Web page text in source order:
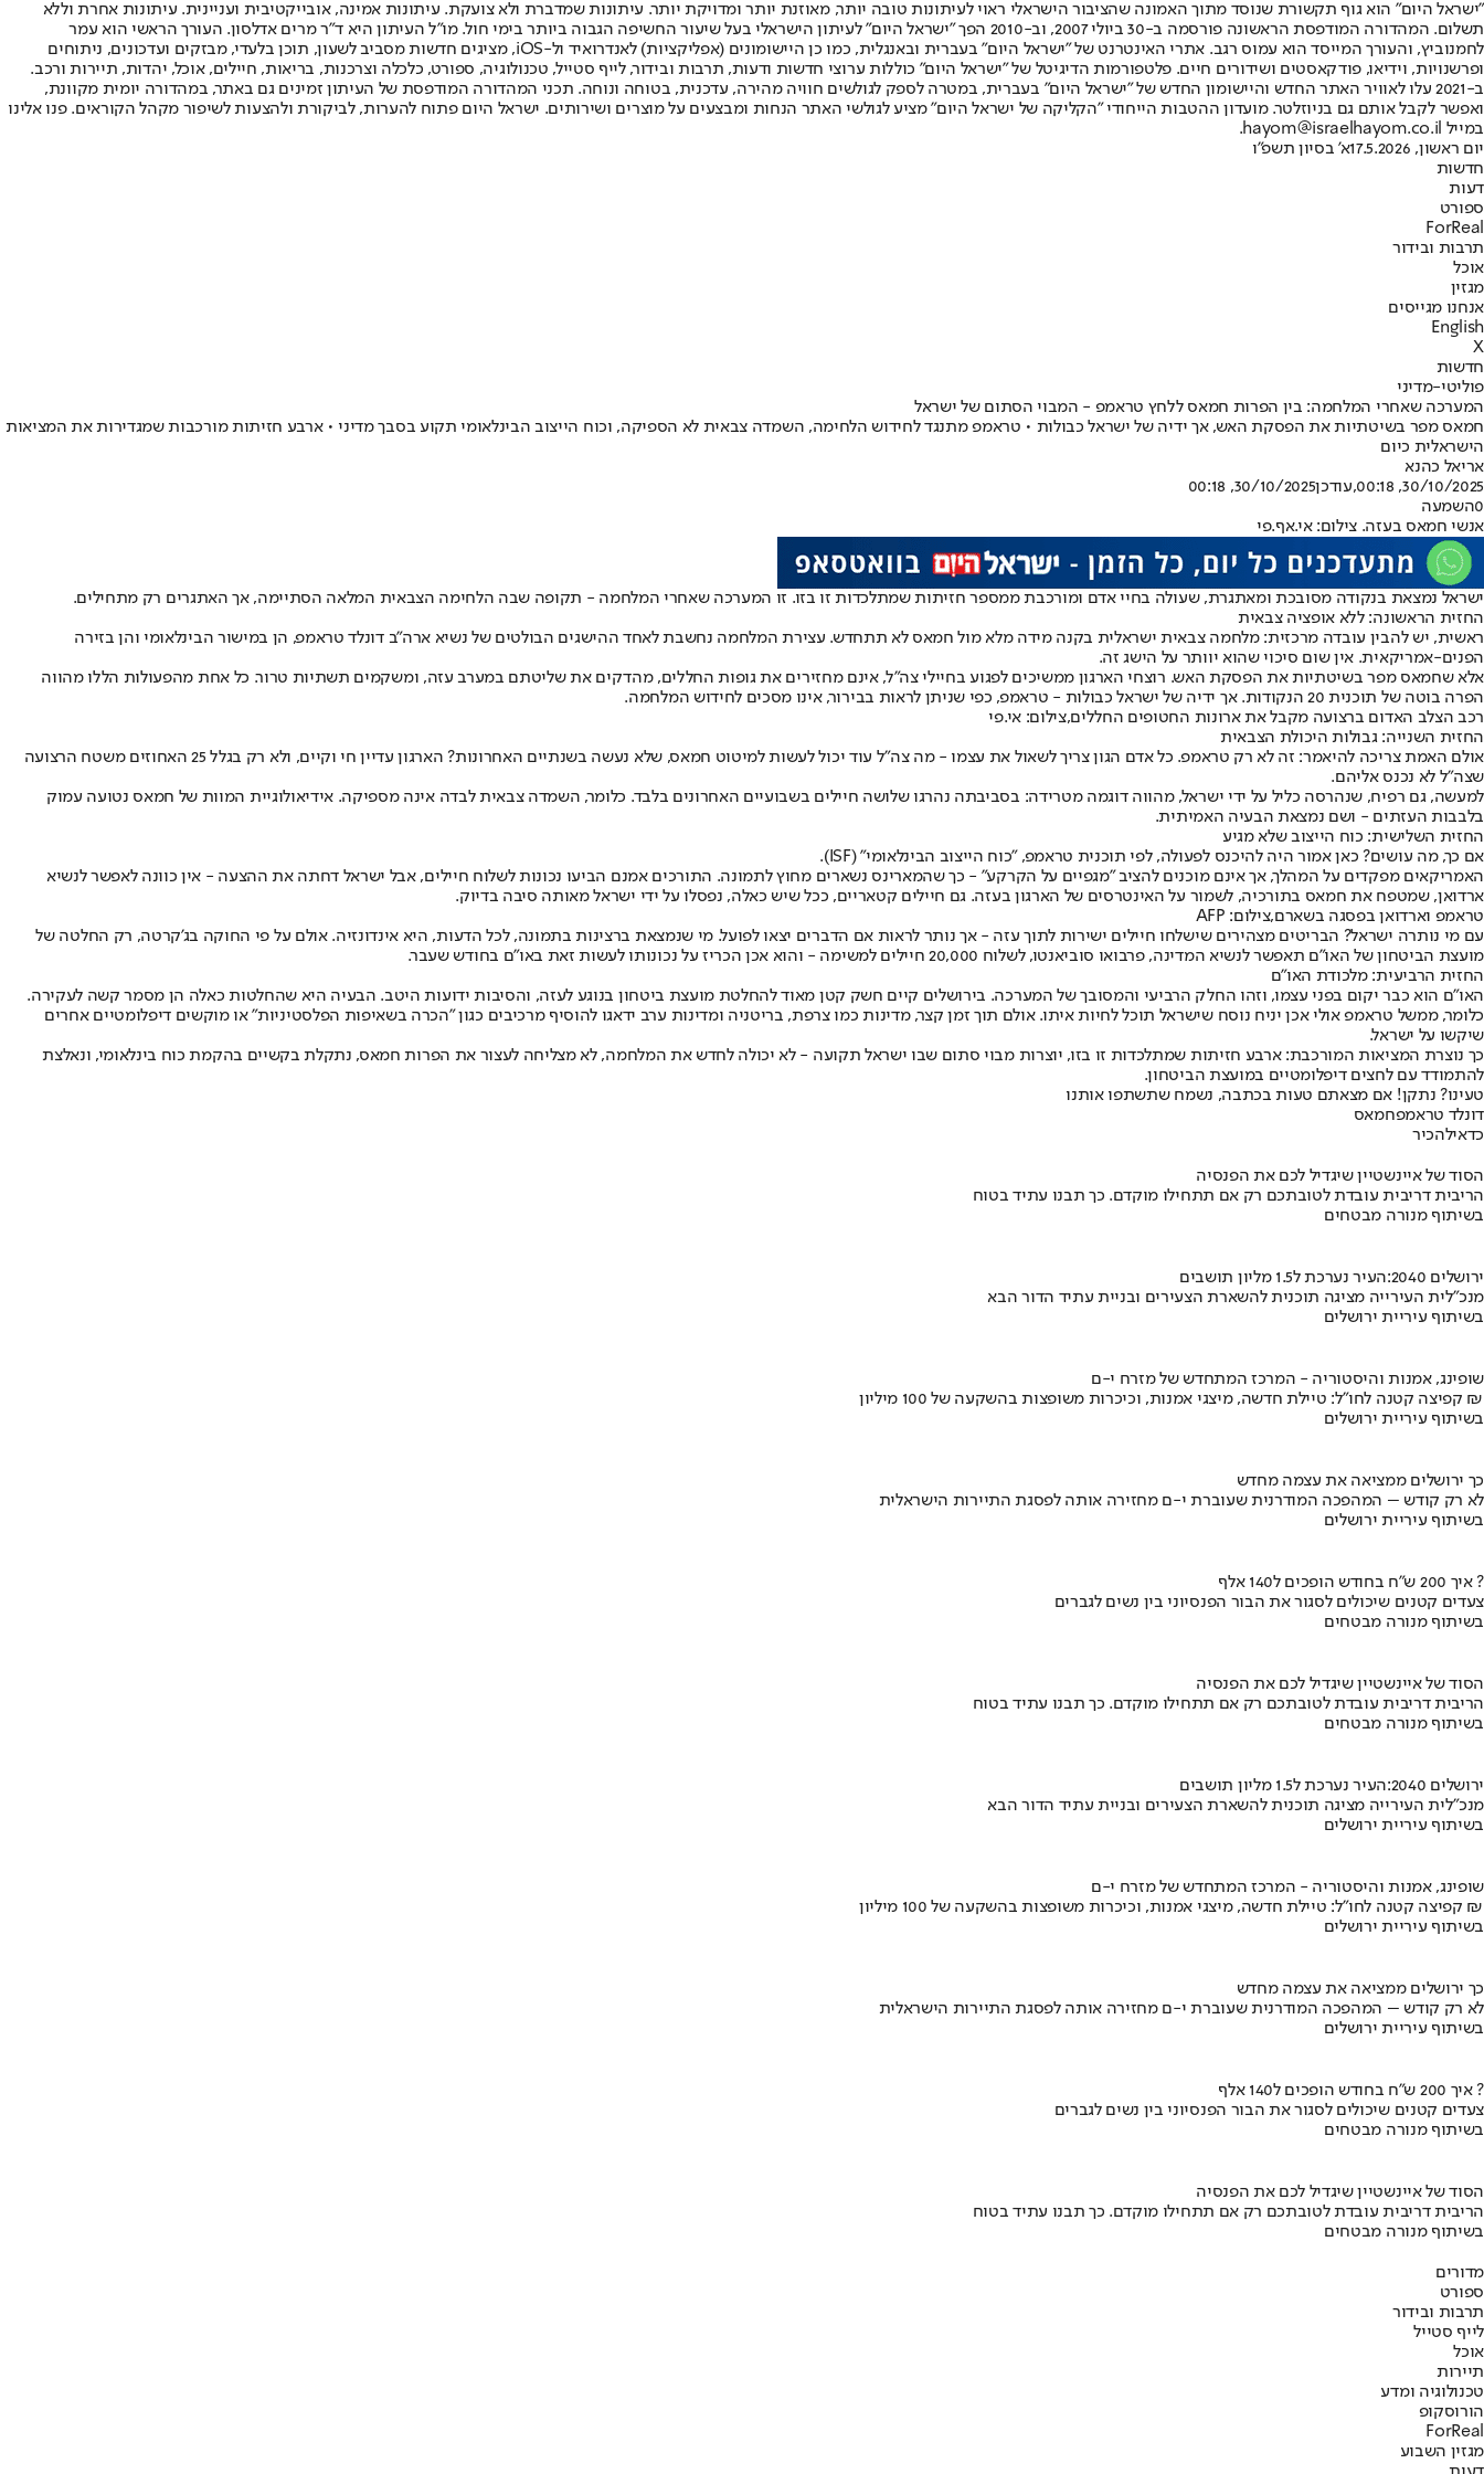
"ישראל היום" הוא גוף תקשורת שנוסד מתוך האמונה שהציבור הישראלי ראוי לעיתונות טובה יותר, מאוזנת יותר ומדויקת יותר. עיתונות שמדברת ולא צועקת. עיתונות אמינה, אובייקטיבית ועניינית. עיתונות אחרת וללא
תשלום. המהדורה המודפסת הראשונה פורסמה ב-30 ביולי 2007, וב-2010 הפך "ישראל היום" לעיתון הישראלי בעל שיעור החשיפה הגבוה ביותר בימי חול. מו"ל העיתון היא ד"ר מרים אדלסון. העורך הראשי הוא עמר
לחמנוביץ, והעורך המייסד הוא עמוס רגב. אתרי האינטרנט של "ישראל היום" בעברית ובאנגלית, כמו כן היישומונים (אפליקציות) לאנדרואיד ול-iOS, מציגים חדשות מסביב לשעון, תוכן בלעדי, מבזקים ועדכונים, ניתוחים
ופרשנויות, וידיאו, פודקאסטים ושידורים חיים. פלטפורמות הדיגיטל של "ישראל היום" כוללות ערוצי חדשות ודעות, תרבות ובידור, לייף סטייל, טכנולוגיה, ספורט, כלכלה וצרכנות, בריאות, חיילים, אוכל, יהדות, תיירות ורכב.
ב-2021 עלו לאוויר האתר החדש והיישומון החדש של "ישראל היום" בעברית, במטרה לספק לגולשים חוויה מהירה, עדכנית, בטוחה ונוחה. תכני המהדורה המודפסת של העיתון זמינים גם באתר, במהדורה יומית מקוונת,
ואפשר לקבל אותם גם בניוזלטר. מועדון ההטבות הייחודי "הקליקה של ישראל היום" מציע לגולשי האתר הנחות ומבצעים על מוצרים ושירותים. ישראל היום פתוח להערות, לביקורת ולהצעות לשיפור מקהל הקוראים. פנו אלינו
במייל hayom@israelhayom.co.il.
יום ראשון, 17.5.2026
א' בסיון תשפ"ו
חדשות
דעות
ספורט
ForReal
תרבות ובידור
אוכל
מגזין
אנחנו מגייסים
English
X
חדשות
פוליטי-מדיני
המערכה שאחרי המלחמה: בין הפרות חמאס ללחץ טראמפ - המבוי הסתום של ישראל
חמאס מפר בשיטתיות את הפסקת האש, אך ידיה של ישראל כבולות • טראמפ מתנגד לחידוש הלחימה, השמדה צבאית לא הספיקה, וכוח הייצוב הבינלאומי תקוע בסבך מדיני • ארבע חזיתות מורכבות שמגדירות את המציאות
הישראלית כיום
אריאל כהנא
30/10/2025, 00:18
,עודכן30/10/2025, 00:18
0השמעה
אנשי חמאס בעזה. צילום: אי.אף.פי
ישראל נמצאת בנקודה מסובכת ומאתגרת, שעולה בחיי אדם ומורכבת ממספר חזיתות שמתלכדות זו בזו. זו המערכה שאחרי המלחמה - תקופה שבה הלחימה הצבאית המלאה הסתיימה, אך האתגרים רק מתחילים.
החזית הראשונה: ללא אופציה צבאית
ראשית, יש להבין עובדה מרכזית: מלחמה צבאית ישראלית בקנה מידה מלא מול חמאס לא תתחדש. עצירת המלחמה נחשבת לאחד ההישגים הבולטים של נשיא ארה"ב דונלד טראמפ, הן במישור הבינלאומי והן בזירה
הפנים-אמריקאית. אין שום סיכוי שהוא יוותר על הישג זה.
אלא שחמאס מפר בשיטתיות את הפסקת האש. רוצחי הארגון ממשיכים לפגוע בחיילי צה"ל, אינם מחזירים את גופות החללים, מהדקים את שליטתם במערב עזה, ומשקמים תשתיות טרור. כל אחת מהפעולות הללו מהווה
הפרה בוטה של תוכנית 20 הנקודות. אך ידיה של ישראל כבולות - טראמפ, כפי שניתן לראות בבירור, אינו מסכים לחידוש המלחמה.
רכב הצלב האדום ברצועה מקבל את ארונות החטופים החללים,צילום: אי.פי
החזית השנייה: גבולות היכולת הצבאית
אולם האמת צריכה להיאמר: זה לא רק טראמפ. כל אדם הגון צריך לשאול את עצמו - מה צה"ל עוד יכול לעשות למיטוט חמאס, שלא נעשה בשנתיים האחרונות? הארגון עדיין חי וקיים, ולא רק בגלל 25 האחוזים משטח הרצועה
שצה"ל לא נכנס אליהם.
למעשה, גם רפיח, שנהרסה כליל על ידי ישראל, מהווה דוגמה מטרידה: בסביבתה נהרגו שלושה חיילים בשבועיים האחרונים בלבד. כלומר, השמדה צבאית לבדה אינה מספיקה. אידיאולוגיית המוות של חמאס נטועה עמוק
בלבבות העזתים - ושם נמצאת הבעיה האמיתית.
החזית השלישית: כוח הייצוב שלא מגיע
אם כך, מה עושים? כאן אמור היה להיכנס לפעולה, לפי תוכנית טראמפ, "כוח הייצוב הבינלאומי" (ISF).
האמריקאים מפקדים על המהלך, אך אינם מוכנים להציב "מגפיים על הקרקע" - כך שהמארינס נשארים מחוץ לתמונה. התורכים אמנם הביעו נכונות לשלוח חיילים, אבל ישראל דחתה את ההצעה - אין כוונה לאפשר לנשיא
ארדואן, שמטפח את חמאס בתורכיה, לשמור על האינטרסים של הארגון בעזה. גם חיילים קטאריים, ככל שיש כאלה, נפסלו על ידי ישראל מאותה סיבה בדיוק.
טראמפ וארדואן בפסגה בשארם,צילום: AFP
עם מי נותרה ישראל? הבריטים מצהירים שישלחו חיילים ישירות לתוך עזה - אך נותר לראות אם הדברים יצאו לפועל. מי שנמצאת ברצינות בתמונה, לכל הדעות, היא אינדונזיה. אולם על פי החוקה בג'קרטה, רק החלטה של
מועצת הביטחון של האו"ם תאפשר לנשיא המדינה, פרבואו סוביאנטו, לשלוח 20,000 חיילים למשימה - והוא אכן הכריז על נכונותו לעשות זאת באו"ם בחודש שעבר.
החזית הרביעית: מלכודת האו"ם
האו"ם הוא כבר יקום בפני עצמו, וזהו החלק הרביעי והמסובך של המערכה. בירושלים קיים חשק קטן מאוד להחלטת מועצת ביטחון בנוגע לעזה, והסיבות ידועות היטב. הבעיה היא שהחלטות כאלה הן מסמר קשה לעקירה.
כלומר, ממשל טראמפ אולי אכן יניח נוסח שישראל תוכל לחיות איתו. אולם תוך זמן קצר, מדינות כמו צרפת, בריטניה ומדינות ערב ידאגו להוסיף מרכיבים כגון "הכרה בשאיפות הפלסטיניות" או מוקשים דיפלומטיים אחרים
שיקשו על ישראל.
כך נוצרת המציאות המורכבת: ארבע חזיתות שמתלכדות זו בזו, יוצרות מבוי סתום שבו ישראל תקועה - לא יכולה לחדש את המלחמה, לא מצליחה לעצור את הפרות חמאס, נתקלת בקשיים בהקמת כוח בינלאומי, ונאלצת
להתמודד עם לחצים דיפלומטיים במועצת הביטחון.
טעינו? נתקן! אם מצאתם טעות בכתבה, נשמח שתשתפו אותנו
דונלד טראמפחמאס
כדאילהכיר
הסוד של איינשטיין שיגדיל לכם את הפנסיה
הריבית דריבית עובדת לטובתכם רק אם תתחילו מוקדם. כך תבנו עתיד בטוח
בשיתוף מנורה מבטחים
ירושלים 2040:העיר נערכת ל1.5 מליון תושבים
מנכ"לית העירייה מציגה תוכנית להשארת הצעירים ובניית עתיד הדור הבא
בשיתוף עיריית ירושלים
שופינג, אמנות והיסטוריה - המרכז המתחדש של מזרח י-ם
קפיצה קטנה לחו"ל: טיילת חדשה, מיצגי אמנות, וכיכרות משופצות בהשקעה של 100 מיליון ₪
בשיתוף עיריית ירושלים
כך ירושלים ממציאה את עצמה מחדש
לא רק קודש – המהפכה המודרנית שעוברת י-ם מחזירה אותה לפסגת התיירות הישראלית
בשיתוף עיריית ירושלים
איך 200 ש"ח בחודש הופכים ל140 אלף ?
צעדים קטנים שיכולים לסגור את הבור הפנסיוני בין נשים לגברים
בשיתוף מנורה מבטחים
הסוד של איינשטיין שיגדיל לכם את הפנסיה
הריבית דריבית עובדת לטובתכם רק אם תתחילו מוקדם. כך תבנו עתיד בטוח
בשיתוף מנורה מבטחים
ירושלים 2040:העיר נערכת ל1.5 מליון תושבים
מנכ"לית העירייה מציגה תוכנית להשארת הצעירים ובניית עתיד הדור הבא
בשיתוף עיריית ירושלים
שופינג, אמנות והיסטוריה - המרכז המתחדש של מזרח י-ם
קפיצה קטנה לחו"ל: טיילת חדשה, מיצגי אמנות, וכיכרות משופצות בהשקעה של 100 מיליון ₪
בשיתוף עיריית ירושלים
כך ירושלים ממציאה את עצמה מחדש
לא רק קודש – המהפכה המודרנית שעוברת י-ם מחזירה אותה לפסגת התיירות הישראלית
בשיתוף עיריית ירושלים
איך 200 ש"ח בחודש הופכים ל140 אלף ?
צעדים קטנים שיכולים לסגור את הבור הפנסיוני בין נשים לגברים
בשיתוף מנורה מבטחים
הסוד של איינשטיין שיגדיל לכם את הפנסיה
הריבית דריבית עובדת לטובתכם רק אם תתחילו מוקדם. כך תבנו עתיד בטוח
בשיתוף מנורה מבטחים
מדורים
ספורט
תרבות ובידור
לייף סטייל
אוכל
תיירות
טכנולוגיה ומדע
הורוסקופ
ForReal
מגזין השבוע